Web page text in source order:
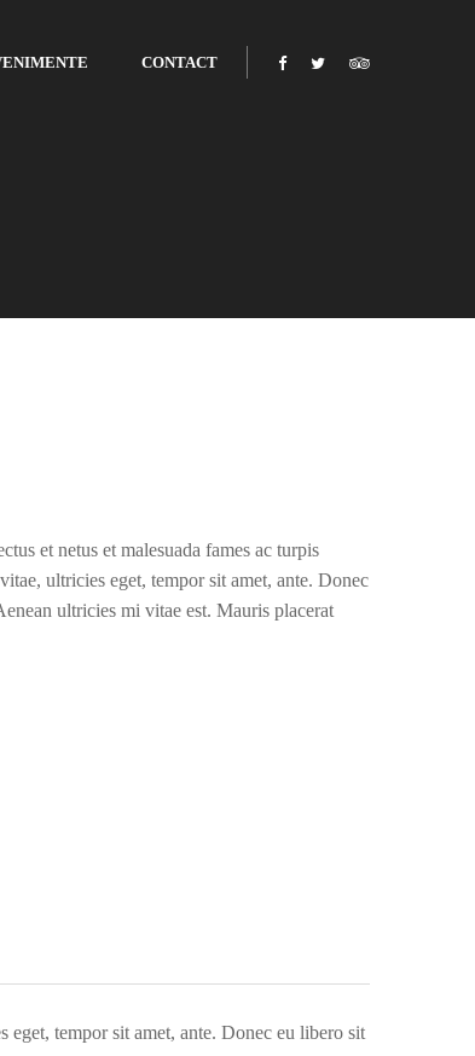
CONTACT
et netus et malesuada fames ac turpis
ultricies eget, tempor sit amet, ante. Donec
ultricies mi vitae est. Mauris placerat
eget, tempor sit amet, ante. Donec eu libero sit